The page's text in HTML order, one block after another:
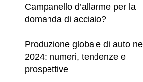
Campanello d’allarme per la
domanda di acciaio?
Produzione globale di auto nel
2024: numeri, tendenze e
prospettive